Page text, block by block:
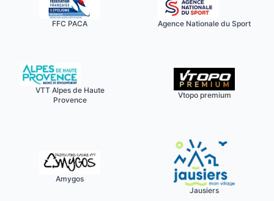
FFC PACA Agence Nationale du Sport
VTT Alpes de Haute
Provence
Vtopo premium
Amygos
Jausiers